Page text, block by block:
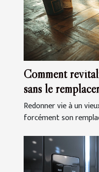
Comment
sans le
Redonner vie à un
forcément son